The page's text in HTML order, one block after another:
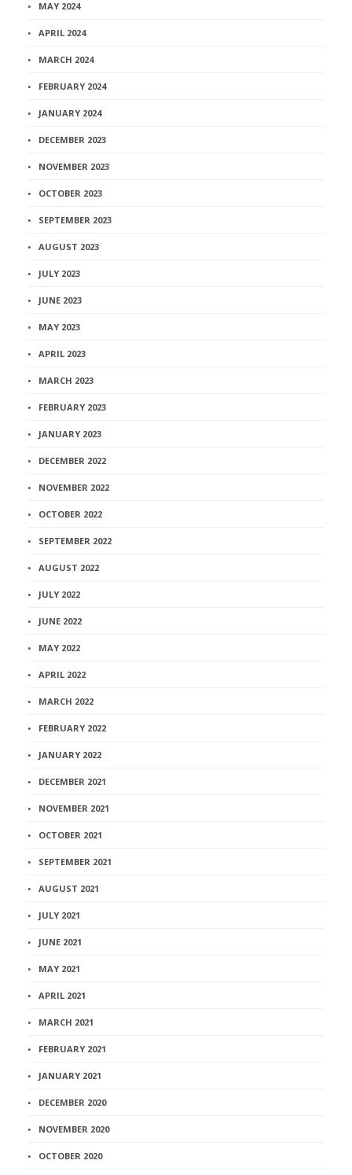
MAY 2024
APRIL 2024
MARCH 2024
FEBRUARY 2024
JANUARY 2024
DECEMBER 2023
NOVEMBER 2023
OCTOBER 2023
SEPTEMBER 2023
AUGUST 2023
JULY 2023
JUNE 2023
MAY 2023
APRIL 2023
MARCH 2023
FEBRUARY 2023
JANUARY 2023
DECEMBER 2022
NOVEMBER 2022
OCTOBER 2022
SEPTEMBER 2022
AUGUST 2022
JULY 2022
JUNE 2022
MAY 2022
APRIL 2022
MARCH 2022
FEBRUARY 2022
JANUARY 2022
DECEMBER 2021
NOVEMBER 2021
OCTOBER 2021
SEPTEMBER 2021
AUGUST 2021
JULY 2021
JUNE 2021
MAY 2021
APRIL 2021
MARCH 2021
FEBRUARY 2021
JANUARY 2021
DECEMBER 2020
NOVEMBER 2020
OCTOBER 2020